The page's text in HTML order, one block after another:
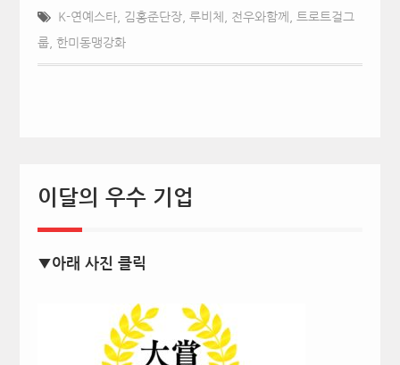
K-연예스타, 김홍준단장, 루비체 전우와함께 트로트걸그
룹, 한미동맹강화
이달의 우수 기업
▼아래 사진 클릭